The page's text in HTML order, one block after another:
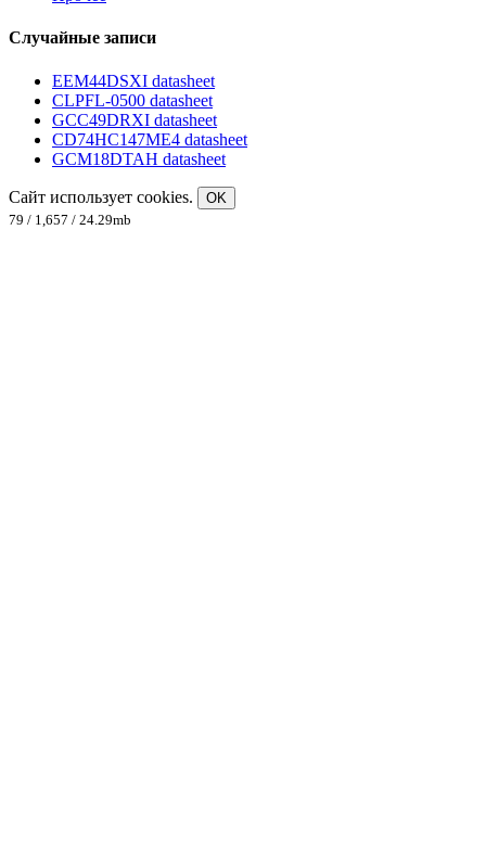
Случайные записи
EEM44DSXI datasheet
CLPFL-0500 datasheet
GCC49DRXI datasheet
CD74HC147ME4 datasheet
GCM18DTAH datasheet
Сайт использует cookies.
OK
79 / 1,657 / 24.29mb